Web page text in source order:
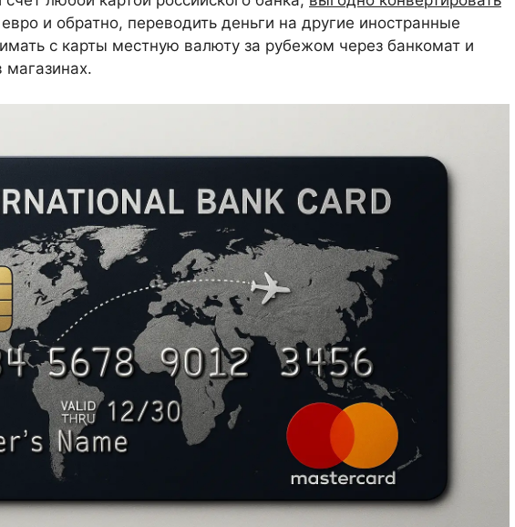
и обратно, переводить деньги на другие иностранные
с карты местную валюту за рубежом через банкомат и
магазинах.